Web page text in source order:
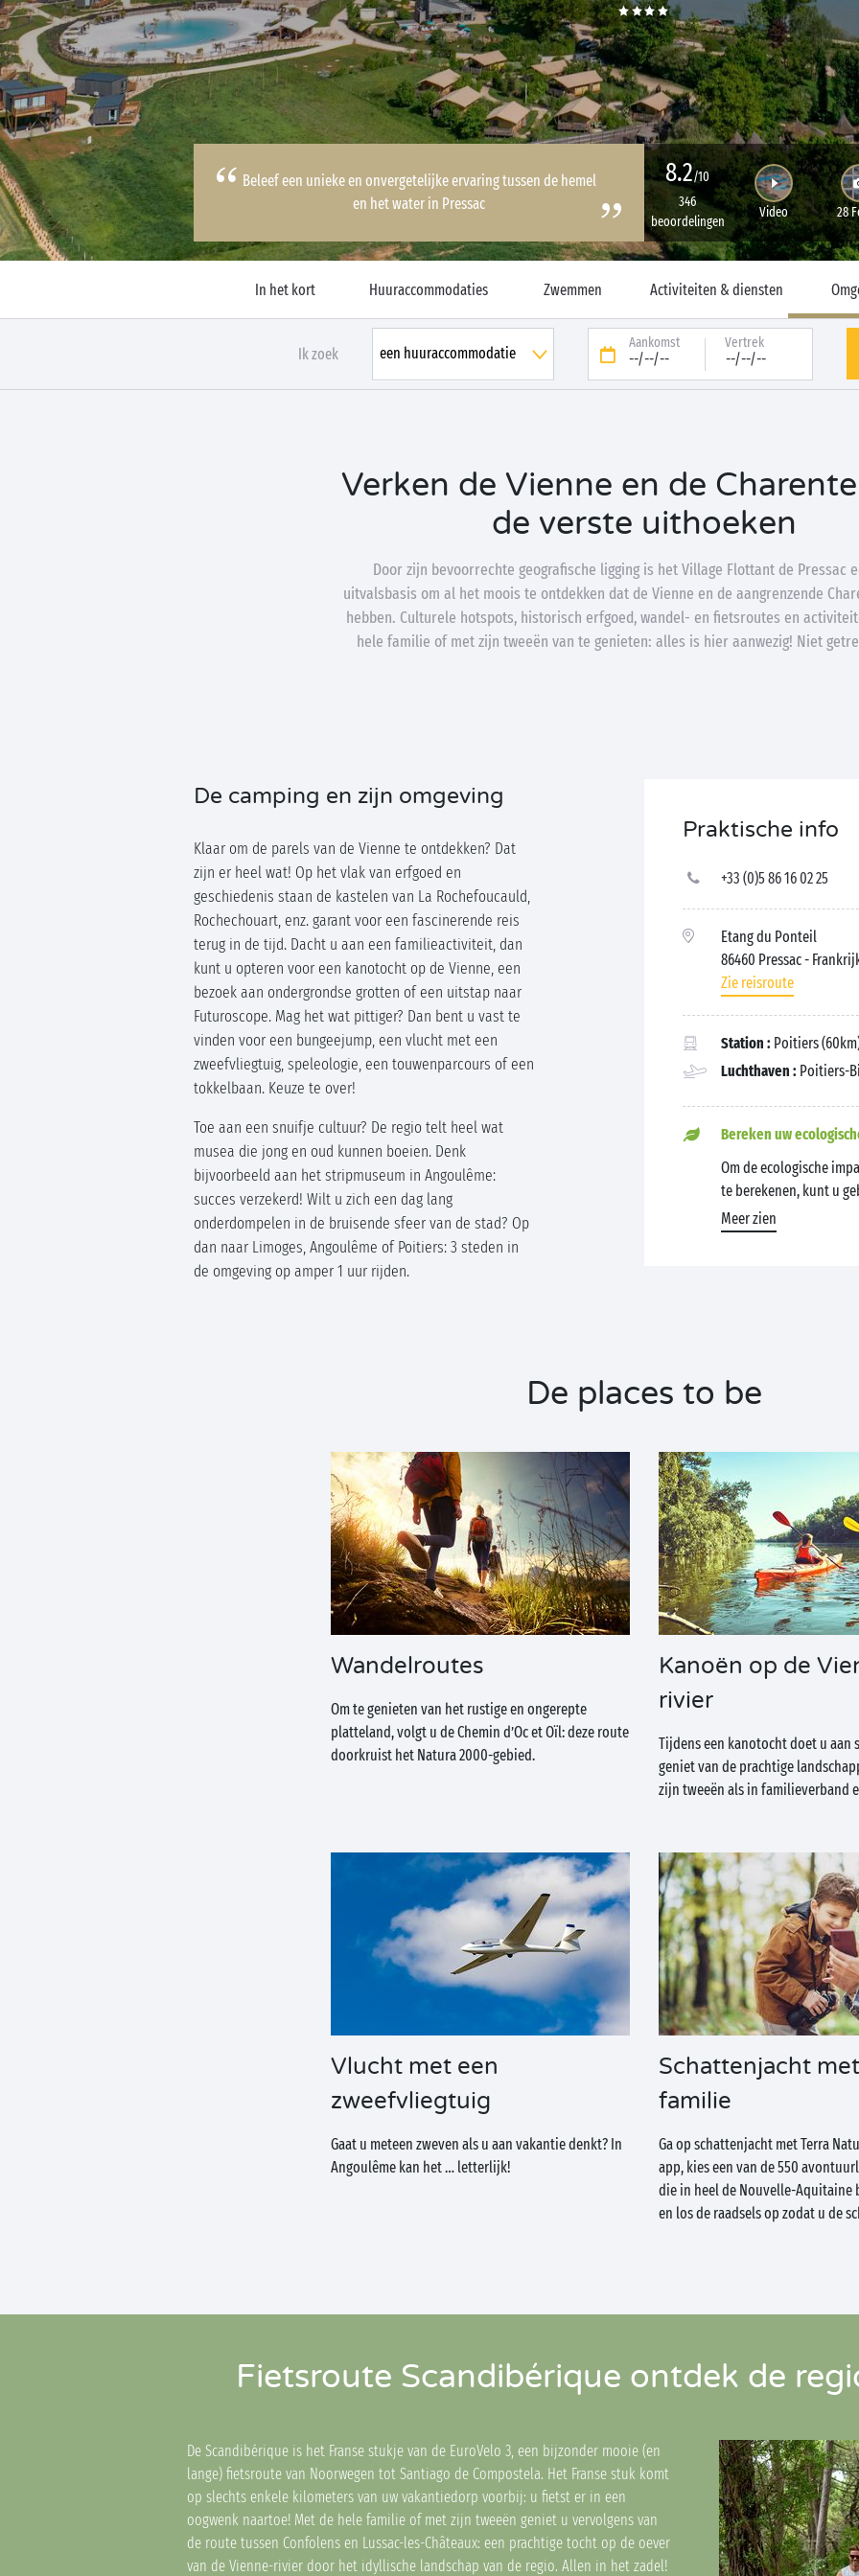
Beleef een unieke en onvergetelijke ervaring tussen de hemel
en het water in Pressac
8.2/10
346
beoordelingen
Video 28
In het kort Huuraccommodaties Zwemmen Activiteiten & diensten
Ik zoek
Aankomst
--/--/--
Vertrek
--/--/--
Verken de Vienne en de
de verste uithoeken
Door zijn bevoorrechte geografische ligging is het Village Flottant de Pressac
uitvalsbasis om al het moois te ontdekken dat de Vienne en de aangrenzende
hebben. Culturele hotspots, historisch erfgoed, wandel- en fietsroutes en
hele familie of met zijn tweeën van te genieten: alles is hier aanwezig! Niet
De camping en zijn omgeving
Klaar om de parels van de Vienne te ontdekken? Dat
zijn er heel wat! Op het vlak van erfgoed en
geschiedenis staan de kastelen van La Rochefoucauld,
Rochechouart, enz. garant voor een fascinerende reis
terug in de tijd. Dacht u aan een familieactiviteit, dan
kunt u opteren voor een kanotocht op de Vienne, een
bezoek aan ondergrondse grotten of een uitstap naar
Futuroscope. Mag het wat pittiger? Dan bent u vast te
vinden voor een bungeejump, een vlucht met een
zweefvliegtuig, speleologie, een touwenparcours of een
tokkelbaan. Keuze te over!
Toe aan een snuifje cultuur? De regio telt heel wat
musea die jong en oud kunnen boeien. Denk
bijvoorbeeld aan het stripmuseum in Angoulême:
succes verzekerd! Wilt u zich een dag lang
onderdompelen in de bruisende sfeer van de stad? Op
dan naar Limoges, Angoulême of Poitiers: 3 steden in
de omgeving op amper 1 uur rijden.
Praktische info
+33 (0)5 86 16 02 25
Etang du Ponteil
86460 Pressac-
Zie reisroute
Station : Poitiers
Luchthaven : Poitiers-
Bereken uw
Om de ecologische
te berekenen, kunt u
Meer zien
De places to be
Wandelroutes
Om te genieten van het rustige en ongerepte
platteland, volgt u de Chemin d’Oc et Oïl: deze route
doorkruist het Natura 2000-gebied.
Kanoën op de
rivier
Tijdens een kanotocht doet u aan
geniet van de prachtige
zijn tweeën als in familieverband
Vlucht met een
zweefvliegtuig
Gaat u meteen zweven als u aan vakantie denkt? In
Angoulême kan het … letterlijk!
Schattenjacht
familie
Ga op schattenjacht met Terra
app, kies een van de 550
die in heel de Nouvelle-Aquitaine
en los de raadsels op zodat u de
Fietsroute Scandibérique ontdek de
De Scandibérique is het Franse stukje van de EuroVelo 3, een bijzonder mooie (en
lange) fietsroute van Noorwegen tot Santiago de Compostela. Het Franse stuk komt
op slechts enkele kilometers van uw vakantiedorp voorbij: u fietst er in een
oogwenk naartoe! Met de hele familie of met zijn tweeën geniet u vervolgens van
de route tussen Confolens en Lussac-les-Châteaux: een prachtige tocht op de oever
van de Vienne-rivier door het idyllische landschap van de regio. Allen in het zadel!